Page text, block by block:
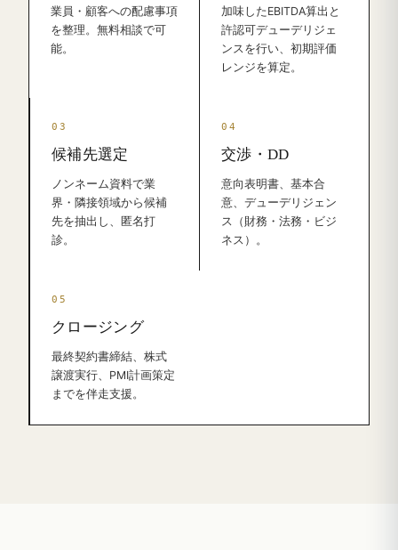
業員・顧客への配慮事項
を整理。無料相談で可
能。
加味したEBITDA算出と
許認可デューデリジェ
ンスを行い、初期評価
レンジを算定。
候補先選定
ノンネーム資料で業
界・隣接領域から候補
先を抽出し、匿名打
診。
交渉・DD
意向表明書、基本合
意、デューデリジェン
ス（財務・法務・ビジ
ネス）。
クロージング
最終契約書締結、株式
譲渡実行、PMI計画策定
までを伴走支援。